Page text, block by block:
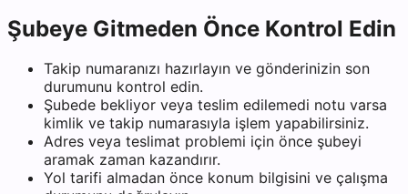
Şubeye Gitmeden Önce Kontrol Edin
Takip numaranızı hazırlayın ve gönderinizin son
durumunu kontrol edin.
Şubede bekliyor veya teslim edilemedi notu varsa
kimlik ve takip numarasıyla işlem yapabilirsiniz.
Adres veya teslimat problemi için önce şubeyi
aramak zaman kazandırır.
Yol tarifi almadan önce konum bilgisini ve çalışma